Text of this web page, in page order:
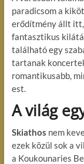
paradicsom a
erődítmény állt itt,
fantasztikus
található egy
tartanak
romantikusabb,
est.
A világ
Skiathos nem
ezek közül sok a
a Koukounaries